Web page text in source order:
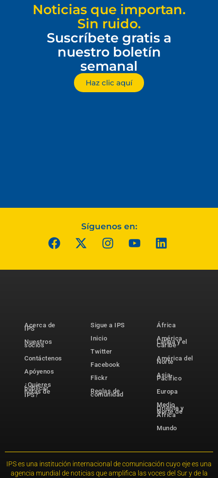
Noticias que importan.
Sin ruido.
Suscríbete gratis a
nuestro boletín
semanal
Haz clic aquí
Síguenos en:
Acerca de
IPS
Nuestros
socios
Contáctenos
Apóyenos
¿Quieres
publicar
notas de
IPS?
Sigue a IPS
Inicio
Twitter
Facebook
Flickr
Reglas de
comunidad
África
América
Latina y el
Caribe
América del
Norte
Asia-
Pacífico
Europa
Medio
Oriente y
Norte de
África
Mundo
IPS es una institución internacional de comunicación cuyo eje es una
agencia mundial de noticias que amplifica las voces del Sur y de la